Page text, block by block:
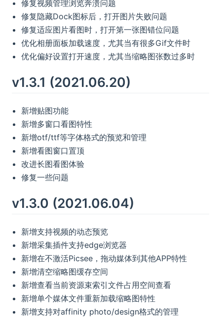
修复视频管理浏览奔溃问题
修复隐藏Dock图标后，打开图片失败问题
修复适应图片看图时，打开第一张图错位问题
优化相册面板加载速度，尤其当有很多Gif文件时
优化偏好设置打开速度，尤其当缩略图张数过多时
v1.3.1 (2021.06.20)
新增贴图功能
新增多窗口看图特性
新增otf/ttf等字体格式的预览和管理
新增看图窗口置顶
改进长图看图体验
修复一些问题
v1.3.0 (2021.06.04)
新增支持视频的动态预览
新增采集插件支持edge浏览器
新增在不激活Picsee，拖动媒体到其他APP特性
新增清空缩略图缓存空间
新增查看当前资源束索引文件占用空间查看
新增单个媒体文件重新加载缩略图特性
新增支持对affinity photo/design格式的管理